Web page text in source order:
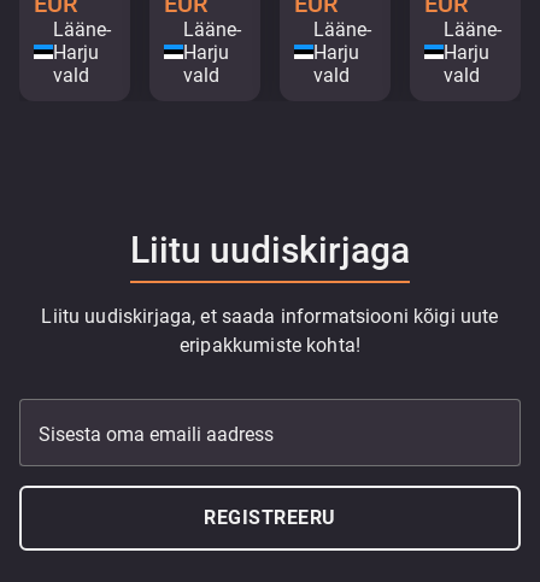
Lääne-
Harju
vald
Lääne-
Harju
vald
Lääne-
Harju
vald
Lääne-
Harju
vald
Liitu uudiskirjaga
Liitu uudiskirjaga, et saada informatsiooni kõigi uute
eripakkumiste kohta!
Sisesta oma emaili aadress
REGISTREERU